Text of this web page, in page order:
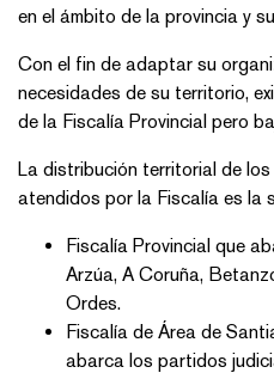
en el ámbito de la provincia y
Con el fin de adaptar su
necesidades de su territorio,
de la Fiscalía Provincial pero
La distribución territorial de
atendidos por la Fiscalía es la
Fiscalía Provincial que
Arzúa, A Coruña,
Ordes.
Fiscalía de Área de
abarca los partidos